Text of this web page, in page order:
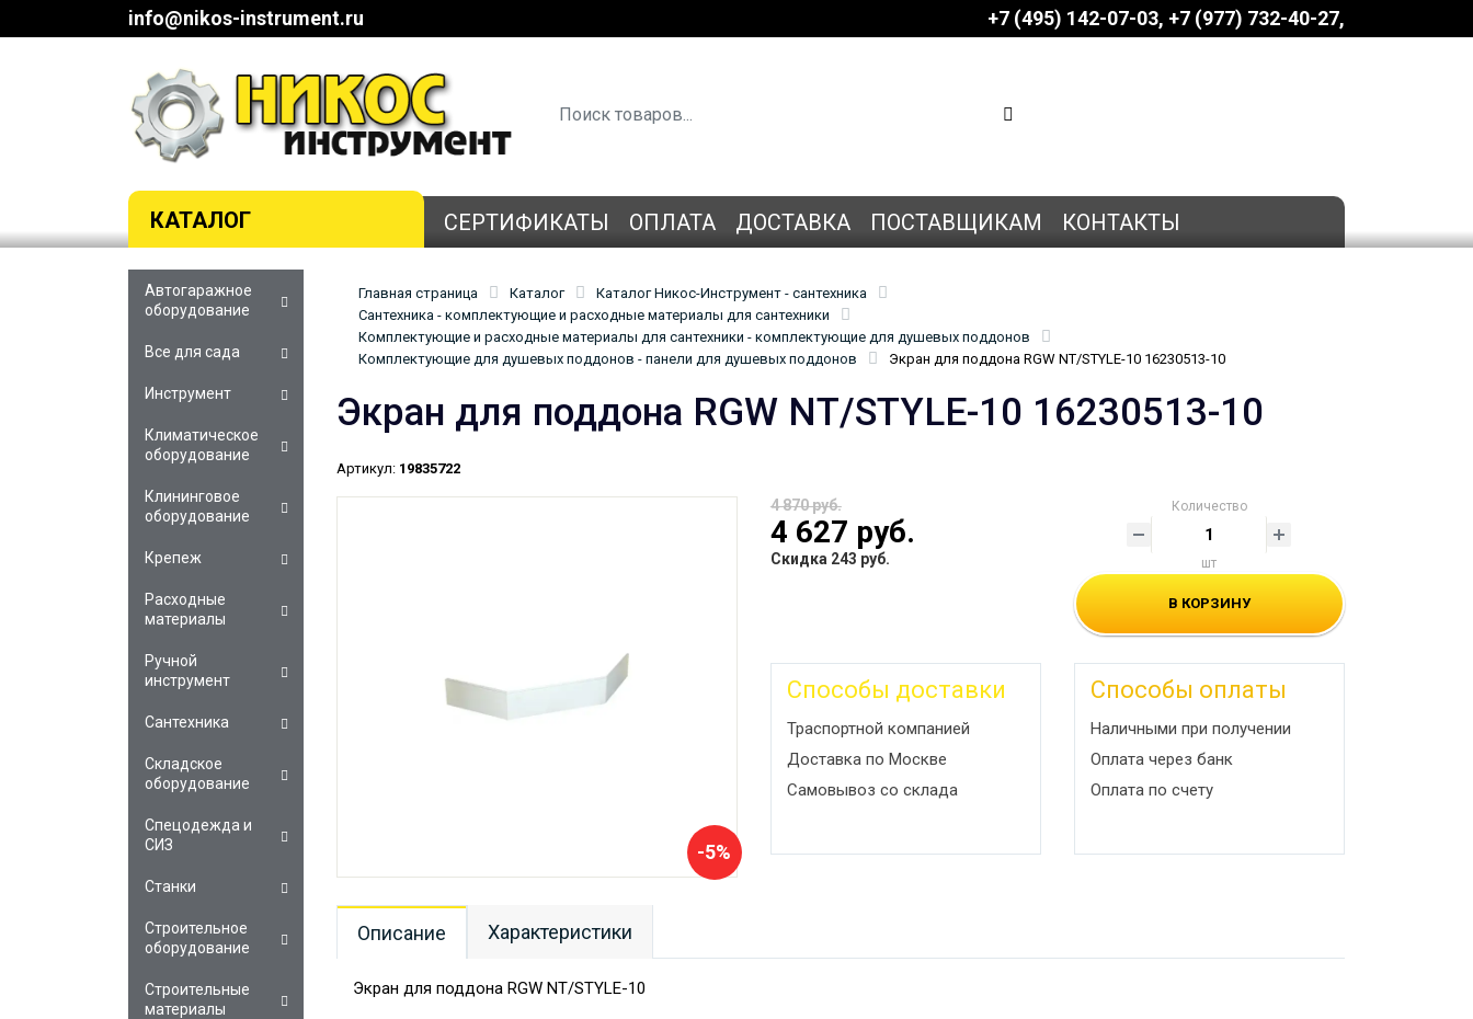
info@nikos-instrument.ru +7 (495) 142-07-03 ‎‎+7 (977) 732-40-27
КАТАЛОГ СЕРТИФИКАТЫ ОПЛАТА ДОСТАВКА ПОСТАВЩИКАМ КОНТАКТЫ
Главная страница Каталог
Каталог Никос-Инструмент - сантехника
Сантехника - комплектующие и расходные материалы для сантехники
Комплектующие и расходные материалы для сантехники - комплектующие для душевых поддонов
Комплектующие для душевых поддонов - панели для душевых поддонов
Экран для поддона RGW NT/STYLE-10 16230513-10
Экран для поддона RGW NT/STYLE-10 16230513-10
Артикул: 19835722
-5%
4 870 руб.
4 627 руб.
Скидка 243 руб.
Количество
шт
В КОРЗИНУ
Способы доставки
Траспортной компанией
Доставка по Москве
Самовывоз со склада
Способы оплаты
Наличными при получении
Оплата через банк
Оплата по счету
Описание Характеристики
Экран для поддона RGW NT/STYLE-10
Автогаражное
оборудование
Все для сада
Инструмент
Климатическое
оборудование
Клининговое
оборудование
Крепеж
Расходные
материалы
Ручной
инструмент
Сантехника
Складское
оборудование
Спецодежда и
СИЗ
Станки
Строительное
оборудование
Строительные
материалы